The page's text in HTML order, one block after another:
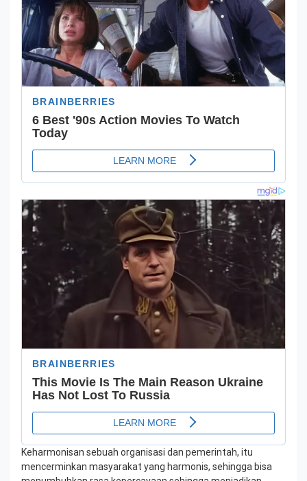
Keharmonisan sebuah organisasi dan pemerintah, itu
mencerminkan masyarakat yang harmonis, sehingga bisa